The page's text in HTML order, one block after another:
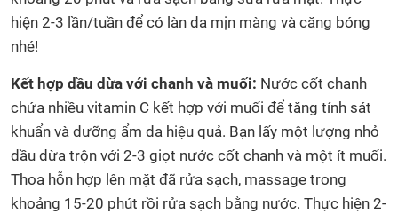
hiện 2-3 lần/tuần để có làn da mịn màng và căng bóng
nhé!
Kết hợp dầu dừa với chanh và muối: Nước cốt chanh
chứa nhiều vitamin C kết hợp với muối để tăng tính sát
khuẩn và dưỡng ẩm da hiệu quả. Bạn lấy một lượng nhỏ
dầu dừa trộn với 2-3 giọt nước cốt chanh và một ít muối.
Thoa hỗn hợp lên mặt đã rửa sạch, massage trong
khoảng 15-20 phút rồi rửa sạch bằng nước. Thực hiện 2-